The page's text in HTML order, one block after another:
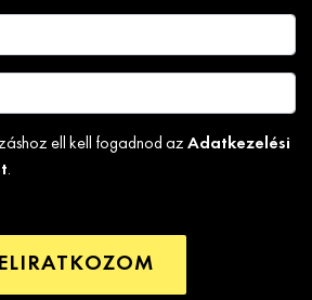
ell kell fogadnod az Adatkezelési
.